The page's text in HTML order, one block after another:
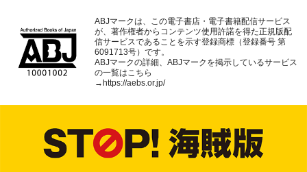
ABJマークは、この電子書店・電子書籍配信サービス
が、著作権者からコンテンツ使用許諾を得た正規版配
信サービスであることを示す登録商標（登録番号 第
6091713号）です。
ABJマークの詳細、ABJマークを掲示しているサービス
の一覧はこちら
→https://aebs.or.jp/